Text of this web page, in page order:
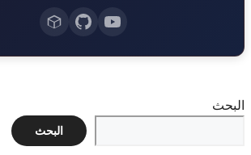
البحث
البحث